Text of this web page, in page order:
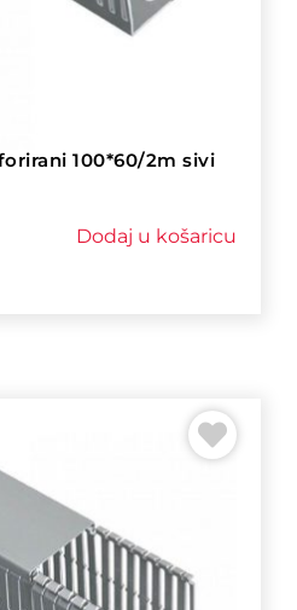
100*60/2m sivi
Dodaj u košaricu